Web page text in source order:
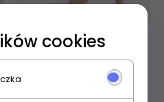
Rajstopy Gatta Ellen 15
den 2-4
cookies